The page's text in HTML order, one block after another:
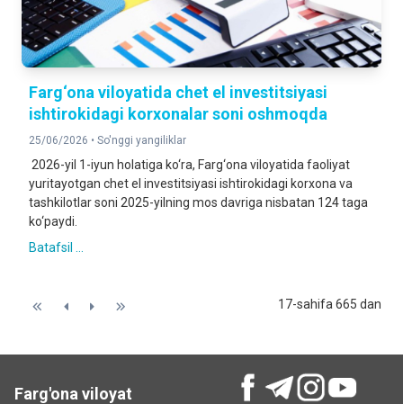
Farg‘ona viloyatida chet el investitsiyasi
ishtirokidagi korxonalar soni oshmoqda
25/06/2026 • So'nggi yangiliklar
2026-yil 1-iyun holatiga ko‘ra, Farg‘ona viloyatida faoliyat
yuritayotgan chet el investitsiyasi ishtirokidagi korxona va
tashkilotlar soni 2025-yilning mos davriga nisbatan 124 taga
ko‘paydi.
Batafsil ...
17-sahifa 665 dan
Farg'ona viloyat